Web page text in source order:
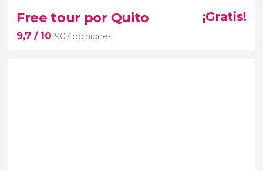
26 opiniones
Descubriréis uno de los lugares más fascinantes del
archipiélago volcánico de Galápagos
Free tour por Quito
9,7 / 10 907 opiniones
¡Gratis!